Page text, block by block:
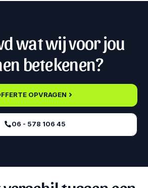
wat wij voor jou
betekenen?
OPVRAGEN
06 - 578 106 45‬